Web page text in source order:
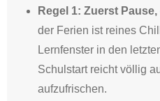
Regel 1: Zuerst
der Ferien ist reines
Lernfenster in den
Schulstart reicht völlig
aufzufrischen.